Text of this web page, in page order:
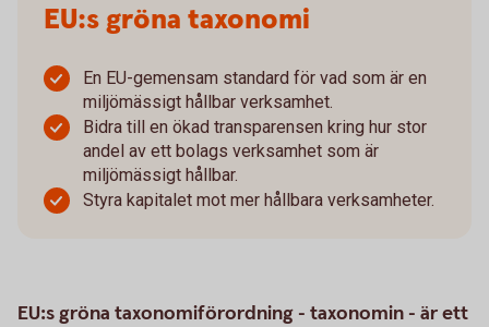
EU:s gröna taxonomi
En EU-gemensam standard för vad som är en
miljömässigt hållbar verksamhet.
Bidra till en ökad transparensen kring hur stor
andel av ett bolags verksamhet som är
miljömässigt hållbar.
Styra kapitalet mot mer hållbara verksamheter.
EU:s gröna taxonomiförordning - taxonomin - är ett